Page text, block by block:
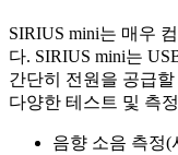
SIRIUS mini는 매우
다. SIRIUS mini는
간단히 전원을 공급
다양한 테스트 및 측
음향 소음 측정(